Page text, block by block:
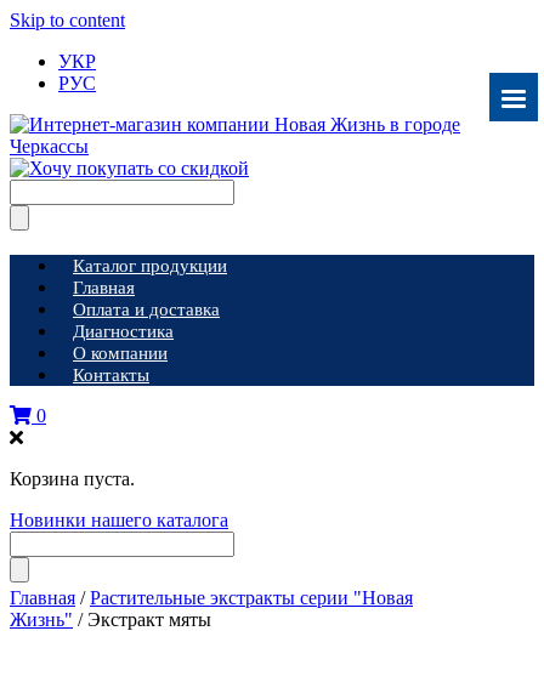
Skip to content
УКР
РУС
Каталог продукции
Главная
Оплата и доставка
Диагностика
О компании
Контакты
0
Корзина пуста.
Новинки нашего каталога
Главная /Растительные экстракты серии "Новая
Жизнь" / Экстракт мяты